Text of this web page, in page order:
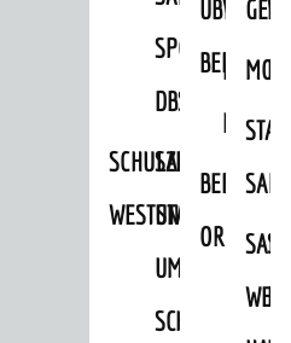
SPORTHALLE
DBS
SCHULZENTRUM
WESTSTADT
SANIERUNG-
UND
CHLOSS
ÜBER
ORTSTEILE